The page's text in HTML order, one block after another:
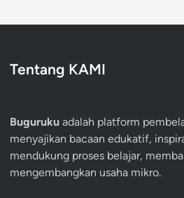
Tentang KAMI
Buguruku adalah platform
menyajikan bacaan edukatif,
mendukung proses belajar,
mengembangkan usaha mikro.